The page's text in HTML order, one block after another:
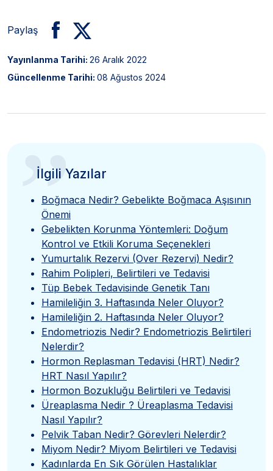
Paylaş
Yayınlanma Tarihi: 26 Aralık 2022
Güncellenme Tarihi: 08 Ağustos 2024
”
İlgili Yazılar
Boğmaca Nedir? Gebelikte Boğmaca Aşısının
Önemi
Gebelikten Korunma Yöntemleri: Doğum
Kontrol ve Etkili Koruma Seçenekleri
Yumurtalık Rezervi (Over Rezervi) Nedir?
Rahim Polipleri, Belirtileri ve Tedavisi
Tüp Bebek Tedavisinde Genetik Tanı
Hamileliğin 3. Haftasında Neler Oluyor?
Hamileliğin 2. Haftasında Neler Oluyor?
Endometriozis Nedir? Endometriozis Belirtileri
Nelerdir?
Hormon Replasman Tedavisi (HRT) Nedir?
HRT Nasıl Yapılır?
Hormon Bozukluğu Belirtileri ve Tedavisi
Üreaplasma Nedir ? Üreaplasma Tedavisi
Nasıl Yapılır?
Pelvik Taban Nedir? Görevleri Nelerdir?
Miyom Nedir? Miyom Belirtileri ve Tedavisi
Kadınlarda En Sık Görülen Hastalıklar